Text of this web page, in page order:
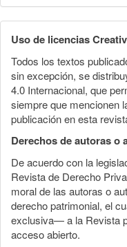
Uso de licencias
Todos los textos
sin excepción, se
4.0 Internacional, que
siempre que mencionen
publicación en esta
Derechos de autoras o
De acuerdo con la
Revista de Derecho
moral de las autoras o
derecho patrimonial, el
exclusiva— a la Revista
acceso abierto.